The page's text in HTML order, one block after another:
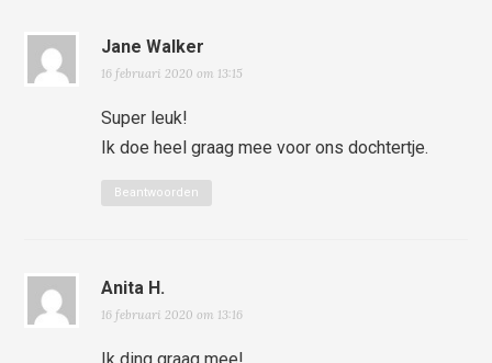
Jane Walker
16 februari 2020 om 13:15
Super leuk!
Ik doe heel graag mee voor ons dochtertje.
Beantwoorden
Anita H.
16 februari 2020 om 13:16
Ik ding graag mee!